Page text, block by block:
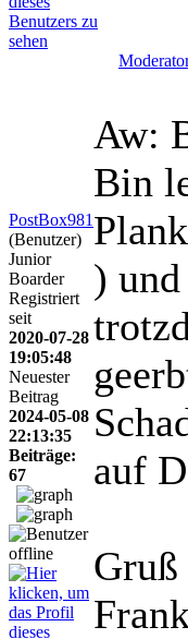
PostBox981
(Benutzer)
Junior
Boarder
Registriert
seit
2020-07-28
19:05:48
Neuester
Beitrag
2024-05-08
22:13:35
Beiträge:
67
Aw:
Bin
)
auf
Gruß
Frank